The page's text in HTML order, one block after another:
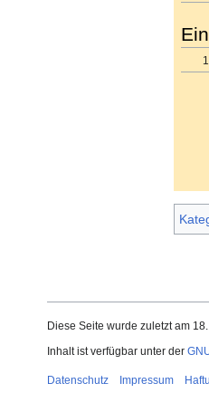
Diese Seite wurde zuletzt am
Inhalt ist verfügbar unter der
Datenschutz Impressum